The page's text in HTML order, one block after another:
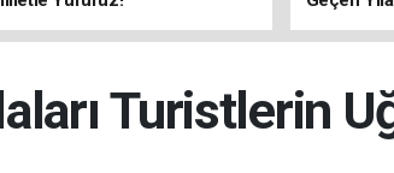
Turistlerin